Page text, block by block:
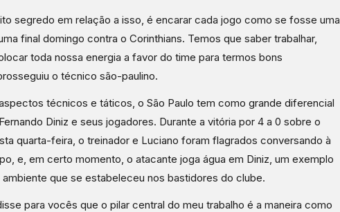
segredo em relação a isso, é encarar cada jogo como se fosse uma
final domingo contra o Corinthians. Temos que saber trabalhar,
toda nossa energia a favor do time para termos bons
o técnico são-paulino.
técnicos e táticos, o São Paulo tem como grande diferencial
Diniz e seus jogadores. Durante a vitória por 4 a 0 sobre o
quarta-feira, o treinador e Luciano foram flagrados conversando à
e, em certo momento, o atacante joga água em Diniz, um exemplo
que se estabeleceu nos bastidores do clube.
para vocês que o pilar central do meu trabalho é a maneira como